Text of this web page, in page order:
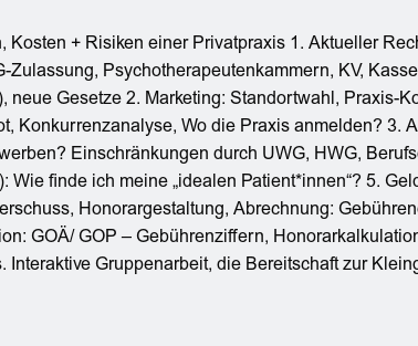
Kosten + Risiken einer Privatpraxis 1. Aktueller
Zulassung, Psychotherapeutenkammern, KV,
neue Gesetze 2. Marketing: Standortwahl, Praxis-
Konkurrenzanalyse, Wo die Praxis anmelden? 3.
Einschränkungen durch UWG, HWG,
Wie finde ich meine „idealen Patient*innen“? 5.
Honorargestaltung, Abrechnung:
GOÄ/ GOP – Gebührenziffern,
Interaktive Gruppenarbeit, die Bereitschaft zur